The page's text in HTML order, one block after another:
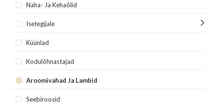
Naha- Ja Kehaõlid
Isetegijale
Küünlad
Kodulõhnastajad
Aroomivahad Ja Lambid
Seebiroosid